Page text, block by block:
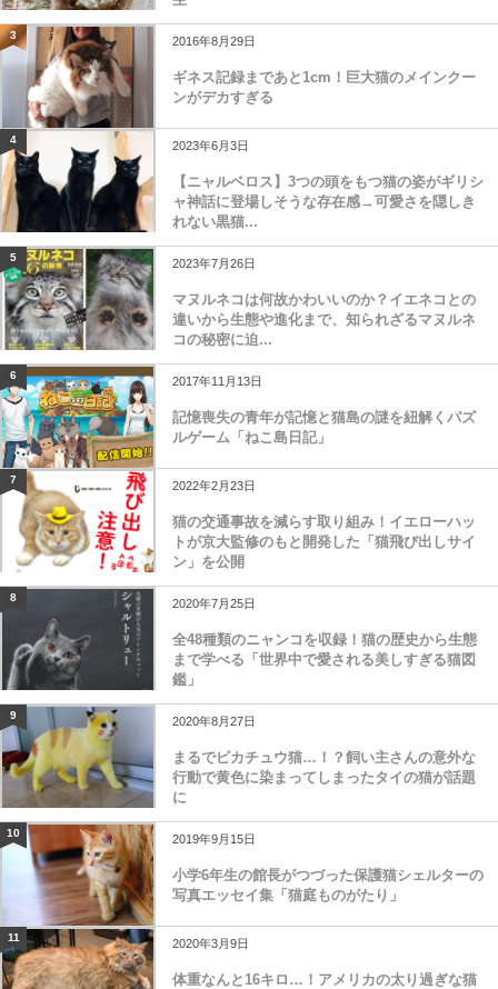
3 2016年8月29日
ギネス記録まであと1cm！巨大猫のメインクー
ンがデカすぎる
4 2023年6月3日
【ニャルベロス】3つの頭をもつ猫の姿がギリシ
ャ神話に登場しそうな存在感→可愛さを隠しき
れない黒猫...
5 2023年7月26日
マヌルネコは何故かわいいのか？イエネコとの
違いから生態や進化まで、知られざるマヌルネ
コの秘密に迫...
6 2017年11月13日
記憶喪失の青年が記憶と猫島の謎を紐解くパズ
ルゲーム「ねこ島日記」
7 2022年2月23日
猫の交通事故を減らす取り組み！イエローハッ
トが京大監修のもと開発した「猫飛び出しサイ
ン」を公開
8 2020年7月25日
全48種類のニャンコを収録！猫の歴史から生態
まで学べる「世界中で愛される美しすぎる猫図
鑑」
9 2020年8月27日
まるでピカチュウ猫…！？飼い主さんの意外な
行動で黄色に染まってしまったタイの猫が話題
に
10 2019年9月15日
小学6年生の館長がつづった保護猫シェルターの
写真エッセイ集「猫庭ものがたり」
11 2020年3月9日
体重なんと16キロ…！アメリカの太り過ぎな猫